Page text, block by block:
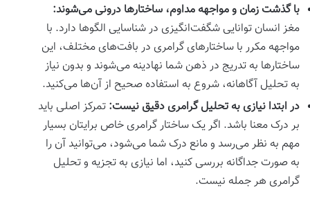
با گذشت زمان و مواجهه مداوم، ساختارها درونی می‌شوند:
مغز انسان توانایی شگفت‌انگیزی در شناسایی الگوها دارد. با
مواجهه مکرر با ساختارهای گرامری در بافت‌های مختلف، این
ساختارها به تدریج در ذهن شما نهادینه می‌شوند و بدون نیاز
به تحلیل آگاهانه، شروع به استفاده صحیح از آن‌ها می‌کنید.
در ابتدا نیازی به تحلیل گرامری دقیق نیست: تمرکز اصلی باید
بر درک معنا باشد. اگر یک ساختار گرامری خاص برایتان بسیار
مهم به نظر می‌رسد و مانع درک شما می‌شود، می‌توانید آن را
به صورت جداگانه بررسی کنید، اما نیازی به تجزیه و تحلیل
گرامری هر جمله نیست.